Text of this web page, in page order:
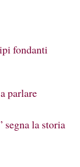
fondanti
parlare
la storia